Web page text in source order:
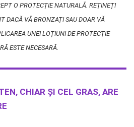
O PROTECȚIE NATURALĂ. REȚINEȚI
DACĂ VĂ BRONZAȚI SAU DOAR VĂ
UNEI LOȚIUNI DE PROTECȚIE
ESTE NECESARĂ.
CHIAR ȘI CEL GRAS, ARE